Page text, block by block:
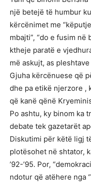
një betejë të humbur
kërcënimet me
mbajti”, “do e fusim në
ktheje paratë e
më askujt, as
Gjuha kërcënuese që
dhe pa etikë njerzore ,
që kanë qënë
Po ashtu, ky binom ka
debate tek gazetarët
Diskutimi për këtë ligj
plotësohet në shtator,
’92-’95. Por,
ndotur që atëhere nga